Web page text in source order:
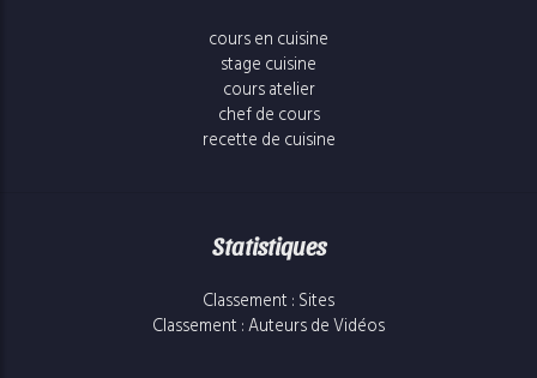
cours en cuisine
stage cuisine
cours atelier
chef de cours
recette de cuisine
Statistiques
Classement : Sites
Classement : Auteurs de Vidéos